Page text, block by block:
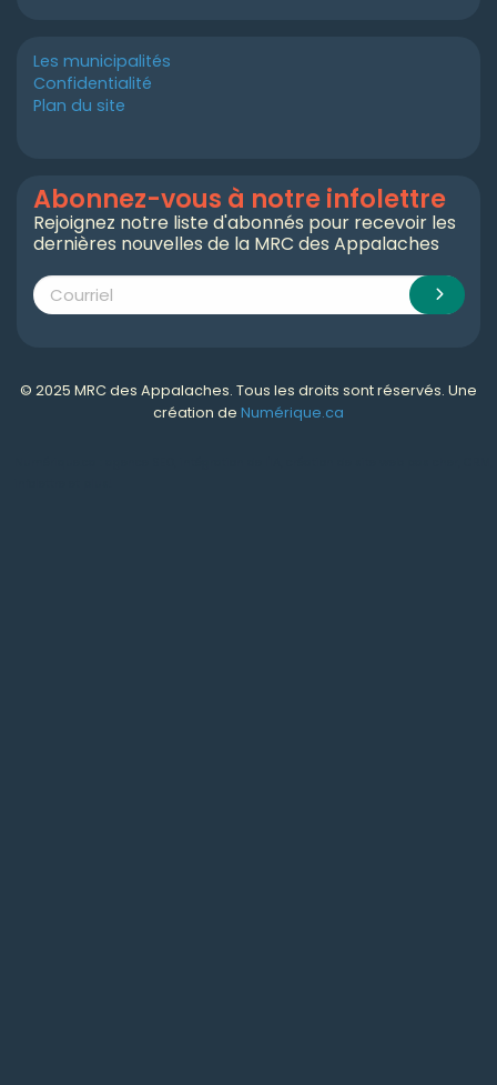
Les municipalités
Confidentialité
Plan du site
Abonnez-vous à notre infolettre
Rejoignez notre liste d'abonnés pour recevoir les
dernières nouvelles de la MRC des Appalaches
© 2025 MRC des Appalaches. Tous les droits sont réservés. Une
création de Numérique.ca